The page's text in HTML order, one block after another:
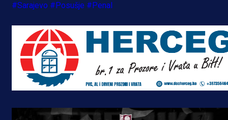
#Sarajevo #Posušje #Penal